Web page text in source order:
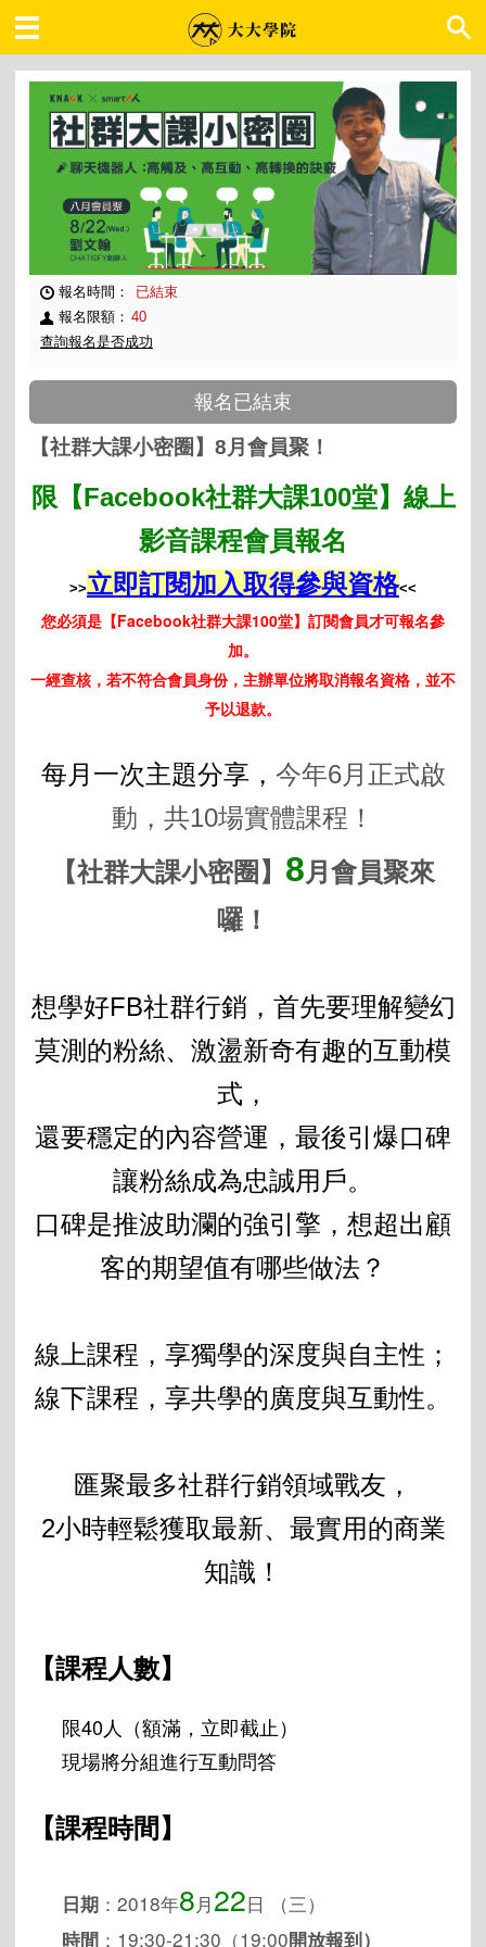
大大學院 職場趨
報名時間：
已結束
報名限額： 40
查詢報名是否成功
報名已結束
【社群大課小密圈】8月會員聚！
限【Facebook社群大課100堂】線上
影音課程會員報名
>>立即訂閱加入取得參與資格<<
您必須是 【Facebook社群大課100堂】訂閱會員才可報名參
加。
一經查核，若不符合會員身份，主辦單位將取消報名資格，並不
予以退款。
每月一次主題分享， 今年6月正式啟
動， 共10場實體課程！
【社群大課小密圈】 8月會員聚來
囉！
想學好FB社群行銷，首先要理解變幻
莫測的粉絲、激盪新奇有趣的互動模
式，
還要穩定的內容營運，最後引爆口碑
讓粉絲成為忠誠用戶。
口碑是推波助瀾的強引擎，想超出顧
客的期望值有哪些做法？
線上課程，享獨學的深度與自主性；
線下課程，享共學的廣度與互動性。
匯聚最多社群行銷領域戰友，
2小時輕鬆獲取最新、最實用的商業
知識！
【課程人數】
限40人（額滿，立即截止）
現場將分組進行互動問答
【課程時間】
日期 ：2018年8月22日 （三）
時間 ： 19:30-21:30（19:00開放報到）